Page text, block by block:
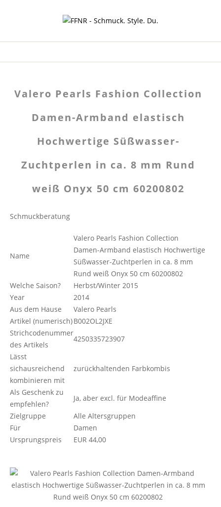
Valero Pearls Fashion Collection
Damen-Armband elastisch
Hochwertige Süßwasser-
Zuchtperlen in ca. 8 mm Rund
weiß Onyx 50 cm 60200802
Schmuckberatung
Name
Valero Pearls Fashion Collection
Damen-Armband elastisch Hochwertige
Süßwasser-Zuchtperlen in ca. 8 mm
Rund weiß Onyx 50 cm 60200802
Welche Saison?
Herbst/Winter 2015
Year
2014
Aus dem Hause
Valero Pearls
Artikel (numerisch)B002OL2JXE
Strichcodenummer
des Artikels
4250335723907
Lässt
sichausreichend
kombinieren mit
zurückhaltenden Farbkombis
Als Geschenk zu
empfehlen?
Ja, aber excl. für Modeaffine
Zielgruppe
Alle Altersgruppen
Für
Damen
Ursprungspreis
EUR 44,00